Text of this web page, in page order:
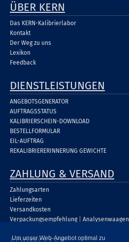
Um unser Web-Angebot optimal zu
ÜBER KERN
Das KERN-Kalibrierlabor
Kontakt
Der Weg zu uns
Lexikon
Feedback
DIENSTLEISTUNGEN
ANGEBOTSGENERATOR
AUFTRAGSSTATUS
KALIBRIERSCHEIN-DOWNLOAD
BESTELLFORMULAR
EIL-AUFTRAG
REKALIBRIERERINNERUNG GEWICHTE
ZAHLUNG & VERSAND
Zahlungsarten
Lieferzeiten
Versandkosten
Verpackungsempfehlung
Analysenwaagen